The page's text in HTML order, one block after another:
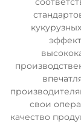
свои
качество